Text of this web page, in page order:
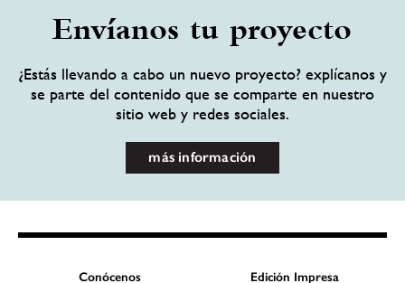
Envíanos tu proyecto
¿Estás llevando a cabo un nuevo proyecto? explícanos y
se parte del contenido que se comparte en nuestro
sitio web y redes sociales.
más información
Conócenos Edición Impresa